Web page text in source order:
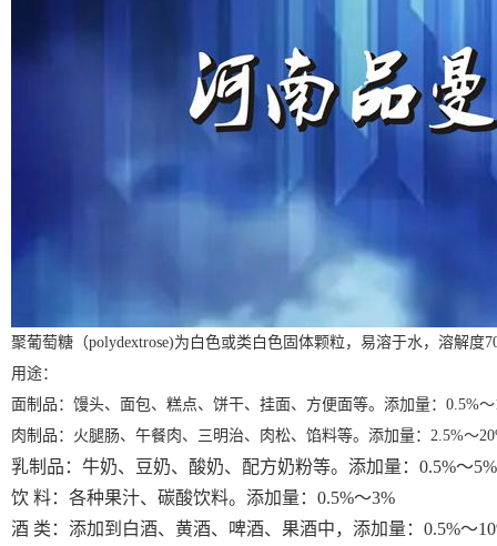
聚葡萄糖（polydextrose)为白色或类白色固体颗粒，易溶于水，溶解度
用途：
面制品：馒头、面包、糕点、饼干、挂面、方便面等。添加量： 0.5%～
肉制品：火腿肠、午餐肉、三明治、肉松、馅料等。添加量： 2.5%～
乳制品：牛奶、豆奶、酸奶、配方奶粉等。添加量： 0.5%～5%
饮 料：各种果汁、碳酸饮料。添加量： 0.5%～3%
酒 类：添加到白酒、黄酒、啤酒、果酒中，添加量： 0.5%～